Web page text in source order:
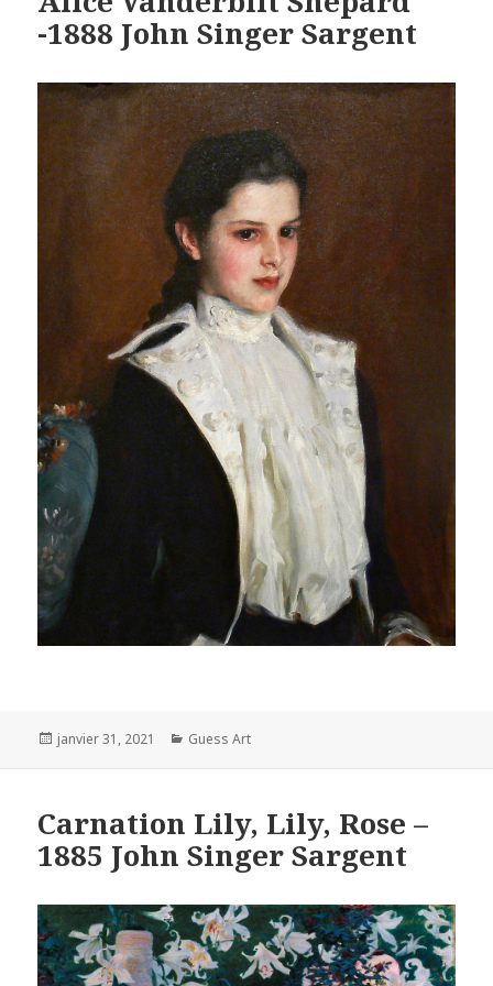
-1888 John Singer Sargent
Posted
janvier 31, 2021 Categories
Guess Art
Carnation Lily, Lily, Rose –
1885 John Singer Sargent